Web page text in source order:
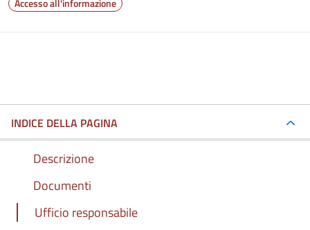
INDICE DELLA PAGINA
Descrizione
Documenti
Ufficio responsabile